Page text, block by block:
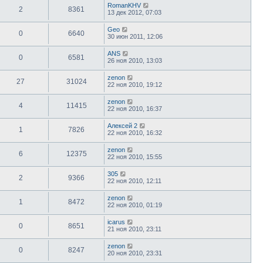
2 8361
RomanKHV
13 дек 2012, 07:03
0 6640
Geo
30 июн 2011, 12:06
0 6581
ANS
26 ноя 2010, 13:03
27 31024
zenon
22 ноя 2010, 19:12
4 11415
zenon
22 ноя 2010, 16:37
1 7826
Алексей 2
22 ноя 2010, 16:32
6 12375
zenon
22 ноя 2010, 15:55
2 9366
305
22 ноя 2010, 12:11
1 8472
zenon
22 ноя 2010, 01:19
0 8651
icarus
21 ноя 2010, 23:11
0 8247
zenon
20 ноя 2010, 23:31